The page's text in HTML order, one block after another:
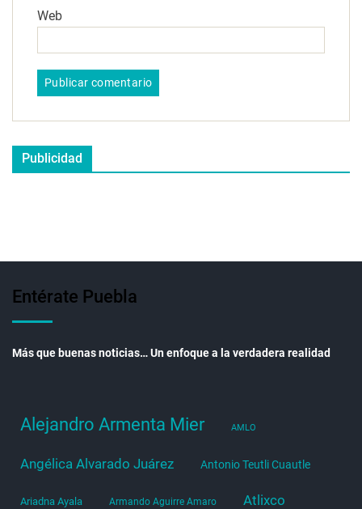
Web
Publicidad
Entérate Puebla
Más que buenas noticias… Un enfoque a la verdadera realidad
Alejandro Armenta Mier AMLO
Angélica Alvarado Juárez Antonio Teutli Cuautle
Ariadna Ayala Armando Aguirre Amaro Atlixco